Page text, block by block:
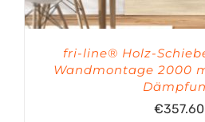
fri-line® Holz-
Wandmontage 2000
€357.60